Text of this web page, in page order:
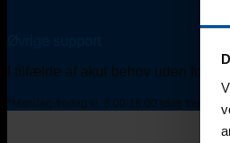
I tilfælde af akut behov uden for
*Mandag-fredag kl. 8:00-16:00 (dog fredag til